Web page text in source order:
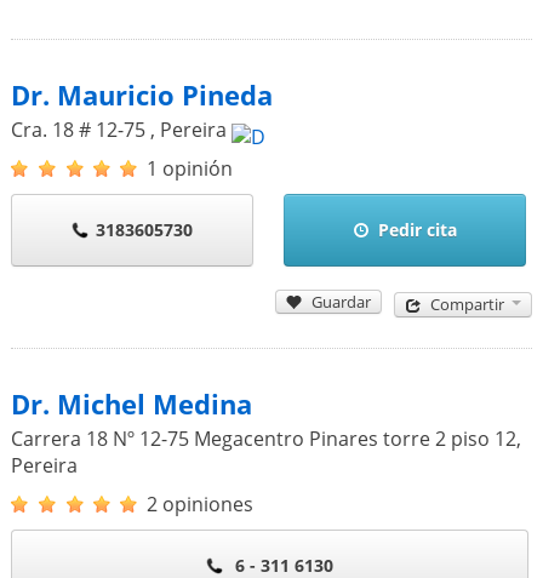
Dr. Mauricio Pineda
Cra. 18 # 12-75 , Pereira
1 opinión
3183605730 Pedir cita
Guardar Compartir
Dr. Michel Medina
Carrera 18 Nº 12-75 Megacentro Pinares torre 2 piso 12,
Pereira
2 opiniones
6 - 311 6130